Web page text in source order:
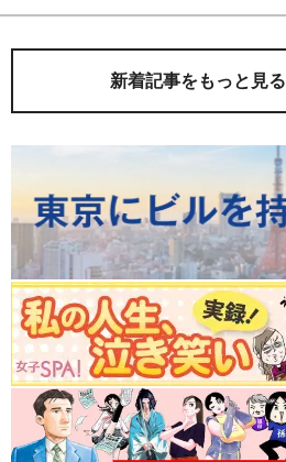
新着記事をもっと見る